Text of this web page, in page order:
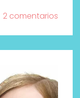
2 comentarios